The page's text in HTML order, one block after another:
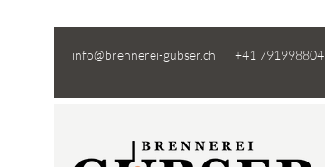
info@brennerei-gubser.ch +41 791998804